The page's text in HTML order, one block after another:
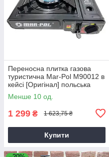
Переносна плитка газова
туристична Mar-Pol M90012 в
кейсі [Оригінал] польська
Менше 10 од.
1 299 ₴ 1 623,75 ₴
Купити